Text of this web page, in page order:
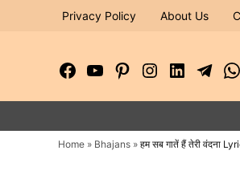
Privacy Policy About Us
Facebook
Page
YouTubePinterestInstagram
LinkedIn
Home » Bhajans » हम सब गातें हैं तेरी वंदना